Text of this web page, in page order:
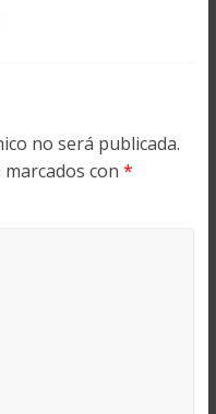
no será publicada.
con *